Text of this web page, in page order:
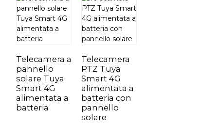
Telecamera a
pannello
solare Tuya
Smart 4G
alimentata a
batteria
Telecamera
PTZ Tuya
Smart 4G
alimentata a
batteria con
pannello
solare